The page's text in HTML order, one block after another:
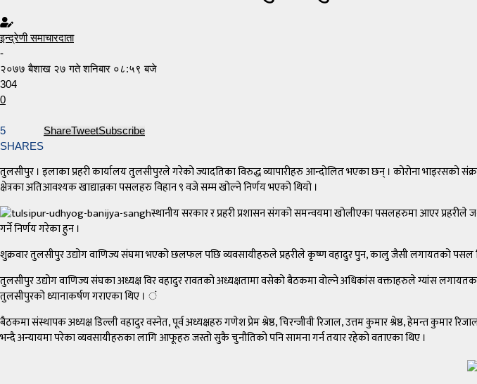
इन्द्रेणी समाचारदाता
-
२०७७ बैशाख २७ गते शनिबार ०८:५९ बजे
304
0
5
SHARES
ShareTweetSubscribe
तुलसीपुर । इलाका प्रहरी कार्यालय तुलसीपुरले गरेको ज्यादतिका विरुद्ध व्यापारीहरु आन्दोलित भएका छन् । कोरोना
क्षेत्रका अतिआवश्यक खाद्यान्नका पसलहरु विहान ९ वजे सम्म खोल्ने निर्णय भएको थियो ।
स्थानीय सरकार र प्रहरी प्रशासन संगको समन्वयमा खोलीएका पसलहरुमा आएर प्रहरीले
गर्ने निर्णय गरेका हुन ।
शुक्रवार तुलसीपुर उद्योग वाणिज्य संघमा भएको छलफल पछि व्यवसायीहरुले प्रहरीले कृष्ण वहादुर पुन, कालु जैसी लगायतको पसल
तुलसीपुर उद्योग वाणिज्य संघका अध्यक्ष विर वहादुर रावतको अध्यक्षतामा वसेको बैठकमा वोल्ने अधिकांस वक्ताहरुले ग्यांस
तुलसीपुरको ध्यानाकर्षण गराएका थिए । ं
बैठकमा संस्थापक अध्यक्ष डिल्ली वहादुर वस्नेत, पूर्व अध्यक्षहरु गणेश प्रेम श्रेष्ठ, चिरन्जीवी रिजाल, उत्तम कुमार श्रेष्ठ, हेमन्त
भन्दै अन्यायमा परेका व्यवसायीहरुका लागि आफूहरु जस्तो सुकै चुनौतिको पनि सामना गर्न तयार रहेको वताएका थिए ।